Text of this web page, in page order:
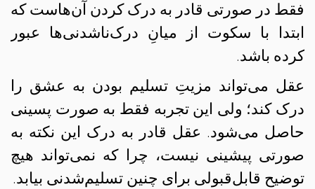
فقط در صورتی قادر به درک کردن آن‌هاست که
ابتدا با سکوت از میانِ درک‌ناشدنی‌ها عبور
کرده باشد.
عقل می‌تواند مزیتِ تسلیم بودن به عشق را
درک کند؛ ولی این تجربه فقط به صورت پسینی
حاصل می‌شود. عقل قادر به درک این نکته به
صورتی پیشینی نیست، چرا که نمی‌تواند هیچ
توضیح قابل‌قبولی برای چنین تسلیم‌شدنی بیابد.